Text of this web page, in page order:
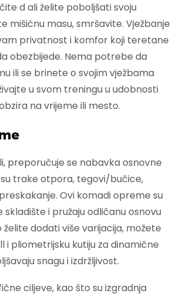
d ali želite poboljšati svoju
mišićnu masu, smršavite. Vježbanje
privatnost i komfor koji teretane
obezbijede. Nema potrebe da
ili se brinete o svojim vježbama
u svom treningu u udobnosti
na vrijeme ili mesto.
preporučuje se nabavka osnovne
trake otpora, tegovi/bučice,
Ovi komadi opreme su
skladište i pružaju odličanu osnovu
želite dodati više varijacija, možete
i pliometrijsku kutiju za dinamične
snagu i izdržljivost.
ciljeve, kao što su izgradnja